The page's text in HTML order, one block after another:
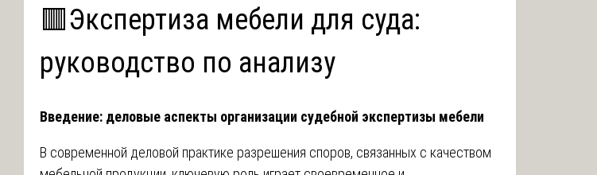
🟥Экспертиза мебели для суда:
руководство по анализу
Введение: деловые аспекты организации судебной экспертизы мебели
В современной деловой практике разрешения споров, связанных с качеством